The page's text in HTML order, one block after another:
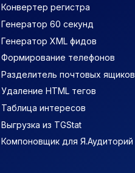
Конвертер регистра
Генератор 60 секунд
Генератор XML фидов
Формирование телефонов
Разделитель почтовых ящиков
Удаление HTML тегов
Таблица интересов
Выгрузка из TGStat
Компоновщик для Я.Аудиторий